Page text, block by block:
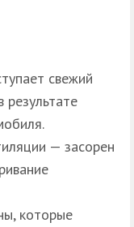
свежий
результате
— засорен
которые